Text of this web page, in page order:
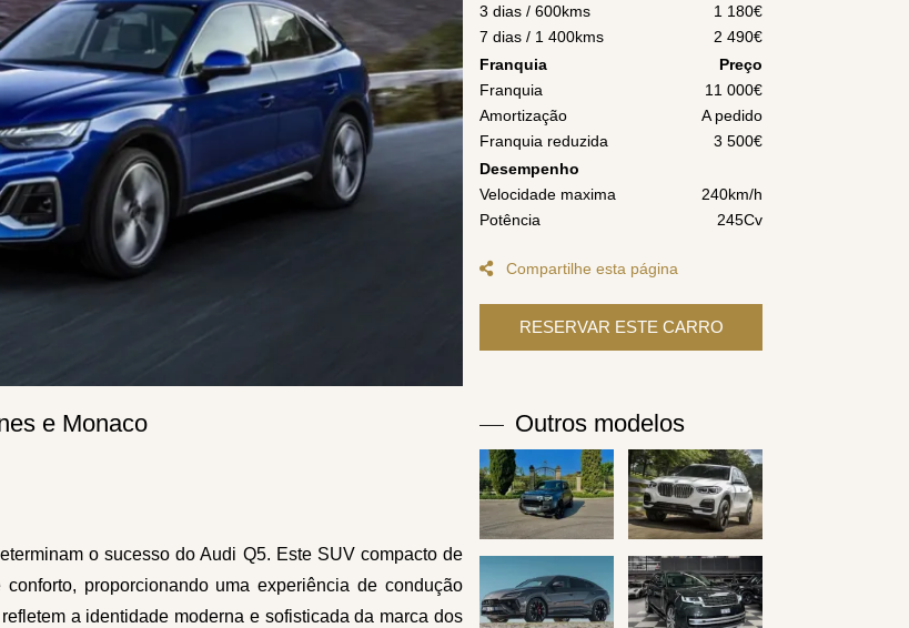
3 dias / 600kms
1 180€
7 dias / 1 400kms
2 490€
Franquia
Preço
Franquia
11 000€
Amortização
A pedido
Franquia reduzida
3 500€
Desempenho
Velocidade maxima
240km/h
Potência
245Cv
Compartilhe esta página
e Monaco
o sucesso do Audi Q5. Este SUV compacto de
proporcionando uma experiência de condução
a identidade moderna e sofisticada da marca dos
Outros modelos